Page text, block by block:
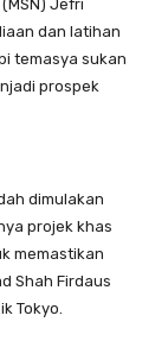
Jefri
dan latihan
temasya sukan
prospek
dimulakan
projek khas
memastikan
Shah Firdaus
Tokyo.